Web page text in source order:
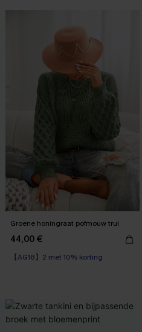
Groene honingraat pofmouw trui
44,00 €
【AG18】2 met 10% korting